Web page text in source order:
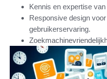
Kennis en expertise
Responsive design
gebruikerservaring.